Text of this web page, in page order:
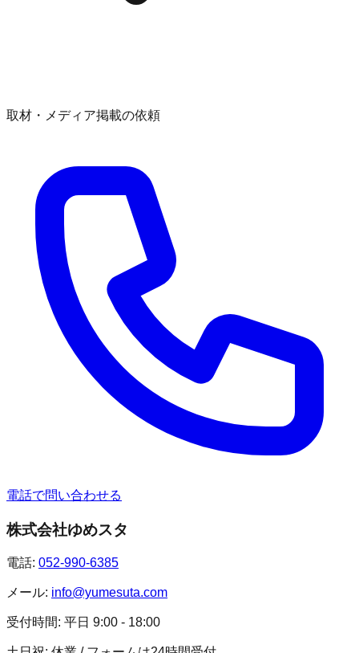
取材・メディア掲載の依頼
電話で問い合わせる
株式会社ゆめスタ
電話: 052-990-6385
メール: info@yumesuta.com
受付時間: 平日 9:00 - 18:00